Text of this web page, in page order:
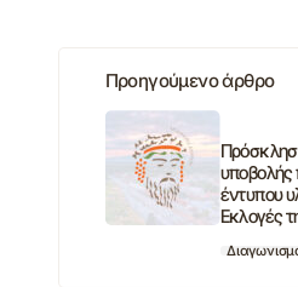
Προηγούμενο άρθρο
υποβολής
έντυπου
Εκλογές